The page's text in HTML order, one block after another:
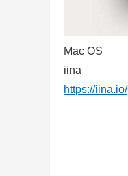
Mac OS
iina
https://iina.io/